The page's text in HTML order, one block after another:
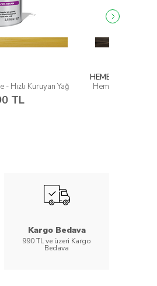
- Coffee - Hızlı Kuruyan Yağ
TL
Kargo Bedava
990 TL ve üzeri Kargo
Bedava